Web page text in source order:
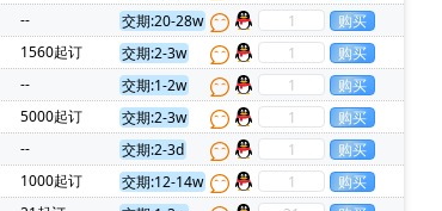
--
交期:20-28w
1560起订
交期:2-3w
--
交期:1-2w
5000起订
交期:2-3w
--
交期:2-3d
1000起订
交期:12-14w